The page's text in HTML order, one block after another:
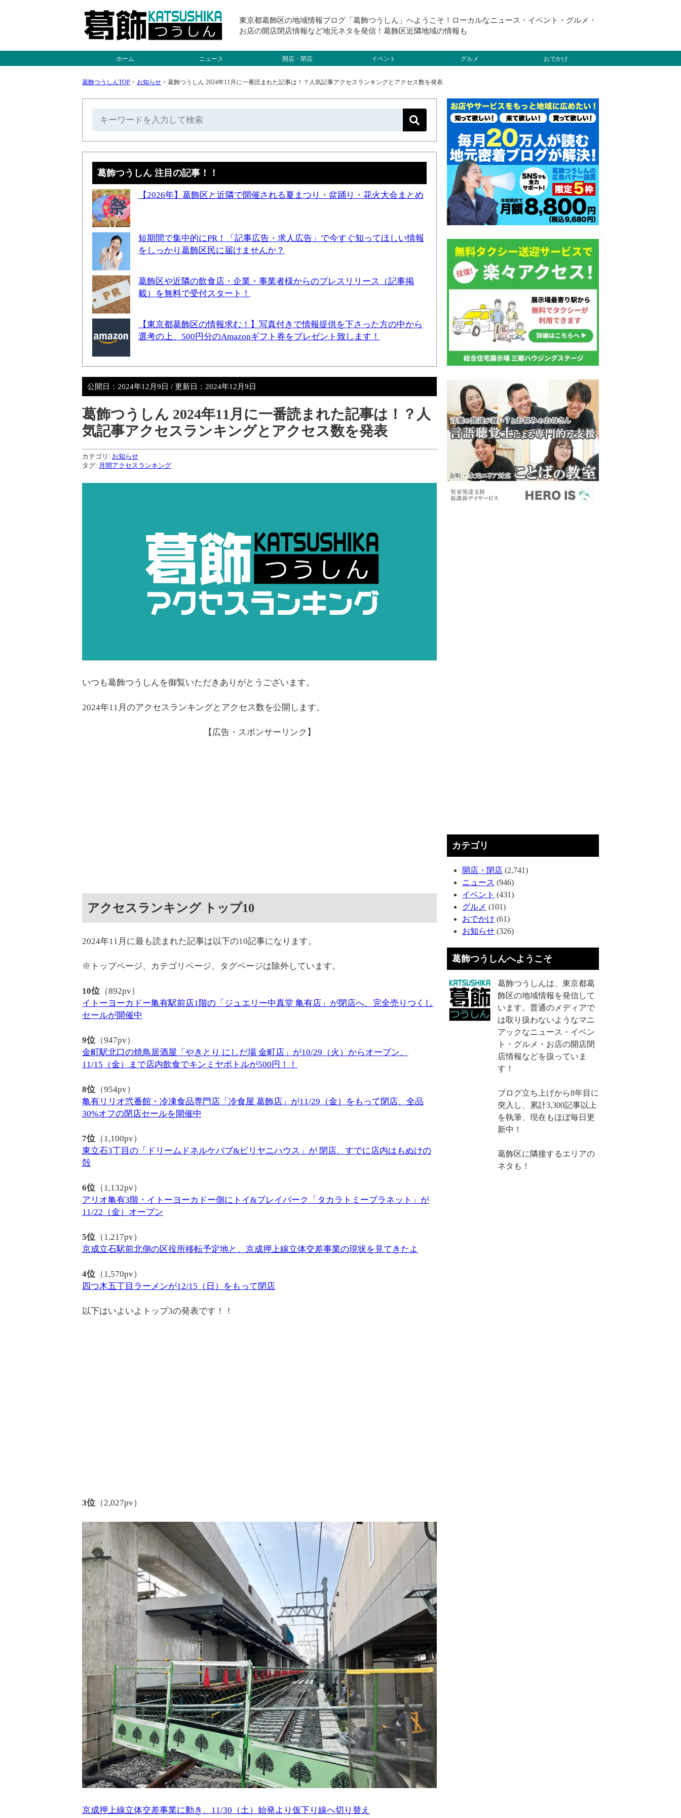
東京都葛飾区の地域情報ブログ「葛飾つうしん」へようこそ！ローカルなニュース・イベント・グルメ・
お店の開店閉店情報など地元ネタを発信！葛飾区近隣地域の情報も
ホーム ニュース 開店・閉店 イベント グルメ おでかけ
葛飾つうしんTOP > お知らせ > 葛飾つうしん 2024年11月に一番読まれた記事は！？人気記事アクセスランキングとアクセス数を発表
葛飾つうしん 注目の記事！！
【2026年】葛飾区と近隣で開催される夏まつり・盆踊り・花火大会まとめ
短期間で集中的にPR！「記事広告・求人広告」で今すぐ知ってほしい情報
をしっかり葛飾区民に届けませんか？
葛飾区や近隣の飲食店・企業・事業者様からのプレスリリース（記事掲
載）を無料で受付スタート！
【東京都葛飾区の情報求む！】写真付きで情報提供を下さった方の中から
選考の上、500円分のAmazonギフト券をプレゼント致します！
公開日： 2024年12月9日 / 更新日： 2024年12月9日
葛飾つうしん 2024年11月に一番読まれた記事は！？人
気記事アクセスランキングとアクセス数を発表
カテゴリ: お知らせ
タグ: 月間アクセスランキング
いつも葛飾つうしんを御覧いただきありがとうございます。
2024年11月のアクセスランキングとアクセス数を公開します。
【広告・スポンサーリンク】
アクセスランキング トップ10
2024年11月に最も読まれた記事は以下の10記事になります。
※トップページ、カテゴリページ、タグページは除外しています。
10位 （892pv）
イトーヨーカドー亀有駅前店1階の「ジュエリー中真堂 亀有店」が閉店へ、完全売りつくし
セールが開催中
9位 （947pv）
金町駅北口の焼鳥居酒屋「やきとり にしだ場 金町店」が10/29（火）からオープン、
11/15（金）まで店内飲食でキンミヤボトルが500円！！
8位 （954pv）
亀有リリオ弐番館・冷凍食品専門店「冷食屋 葛飾店」が11/29（金）をもって閉店、全品
30%オフの閉店セールを開催中
7位 （1,100pv）
東立石3丁目の「ドリームドネルケバブ&ビリヤニハウス」が 閉店、すでに店内はもぬけの
殻
6位 （1,132pv）
アリオ亀有3階・イトーヨーカドー側にトイ&プレイパーク「タカラトミープラネット」が
11/22（金）オープン
5位 （1,217pv）
京成立石駅前北側の区役所移転予定地と、京成押上線立体交差事業の現状を見てきたよ
4位 （1,570pv）
四つ木五丁目ラーメンが12/15（日）をもって閉店
以下はいよいよトップ3の発表です！！
3位 （2,027pv）
京成押上線立体交差事業に動き、11/30（土）始発より仮下り線へ切り替え
カテゴリ
開店・閉店 (2,741)
ニュース (946)
イベント (431)
グルメ (101)
おでかけ (61)
お知らせ (326)
葛飾つうしんへようこそ
葛飾つうしんは、東京都葛
飾区の地域情報を発信して
います。普通のメディアで
は取り扱わないようなマニ
アックなニュース・イベン
ト・グルメ・お店の開店閉
店情報などを扱っていま
す！
ブログ立ち上げから8年目に
突入し、累計3,300記事以上
を執筆、現在もほぼ毎日更
新中！
葛飾区に隣接するエリアの
ネタも！